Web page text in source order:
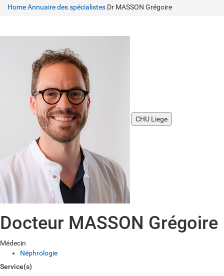
HomeAnnuaire des spécialistes Dr MASSON Grégoire
CHU Liege
Docteur MASSON Grégoire
Médecin
Néphrologie
Service(s)